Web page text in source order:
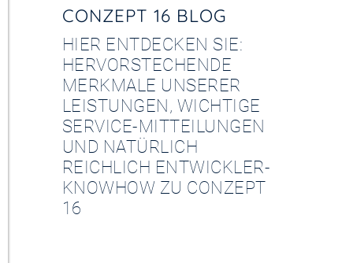
CONZEPT 16 BLOG
HIER ENTDECKEN SIE:
HERVORSTECHENDE
MERKMALE UNSERER
LEISTUNGEN, WICHTIGE
SERVICE-MITTEILUNGEN
UND NATÜRLICH
REICHLICH ENTWICKLER-
KNOWHOW ZU CONZEPT
16